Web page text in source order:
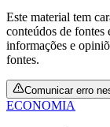
Este material tem
conteúdos de fontes
informações e
fontes.
Comunicar erro
ECONOMIA